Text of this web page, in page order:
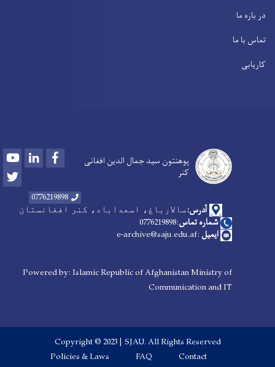
در باره ما
تماس با ما
کاریابی
پوهنتون سید جمال الدین افغانی
کنر
YoutubeLinkedInFacebook
0776219898
آدرس:سالارباغ، اسعداباد، کنر افغانستان
شماره تماس:0776219898
ایمیل :e-archive@saju.edu.af
Powered by: Islamic Republic of Afghanistan Ministry of
Communication and IT
Copyright © 2023 | SJAU. All Rights Reserved
Footer menu
Contact
FAQ
Policies & Laws